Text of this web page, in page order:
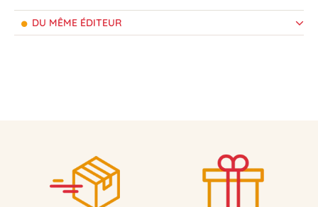
DU MÊME ÉDITEUR